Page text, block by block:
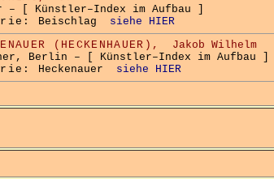
– [ Künstler–Index im Aufbau ]
Beischlag siehe HIER
(HECKENHAUER),
Jakob Wilhelm
Berlin – [ Künstler–Index im Aufbau ]
Heckenauer siehe HIER